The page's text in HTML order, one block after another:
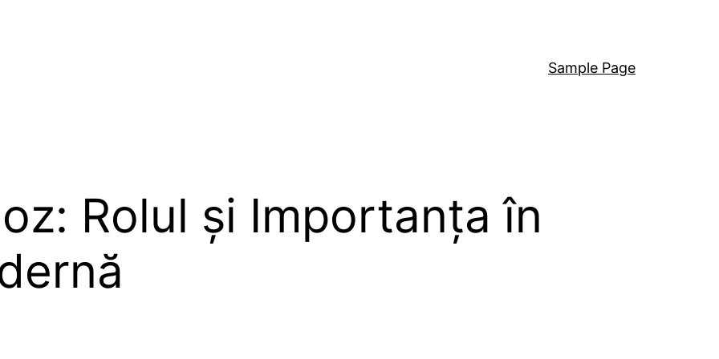
Sample Page
Rolul și Importanța în